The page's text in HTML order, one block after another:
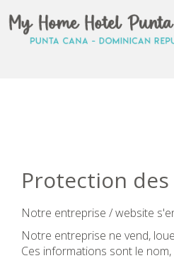
Protection
Notre entreprise / website
Notre entreprise ne vend,
Ces informations sont le